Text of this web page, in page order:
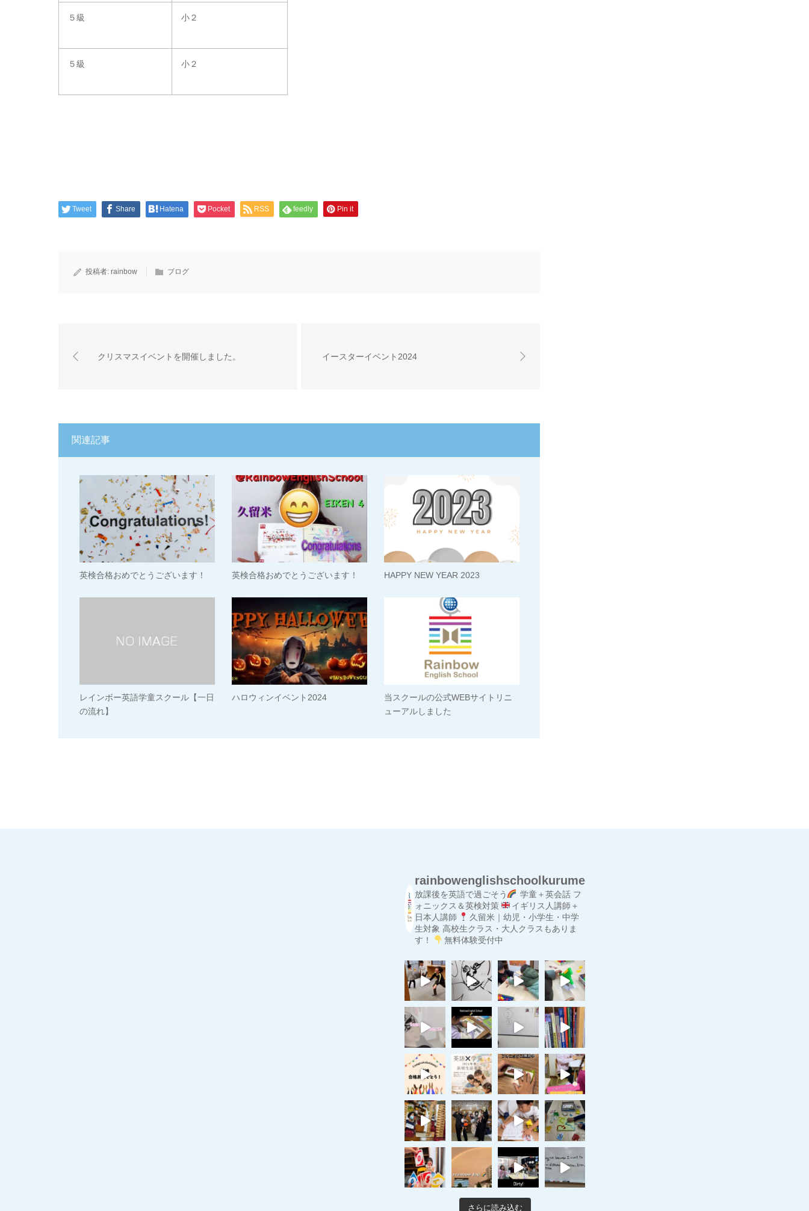
５級 小２
５級 小２
Tweet Share Hatena Pocket RSS feedly Pin it
投稿者: rainbow ブログ
クリスマスイベントを開催しました。 イースターイベント2024
関連記事
英検合格おめでとうございます！ 英検合格おめでとうございます！ HAPPY NEW YEAR 2023
レインボー英語学童スクール【一日
の流れ】
ハロウィンイベント2024
当スクールの公式WEBサイトリニ
ューアルしました
rainbowenglishschoolkurume
放課後を英語で過ごそう 学童＋英会話 フ
ォニックス＆英検対策
イギリス人講師＋
日本人講師
久留米｜幼児・小学生・中学
生対象 高校生クラス・大人クラスもありま
す！
無料体験受付中
さらに読み込む